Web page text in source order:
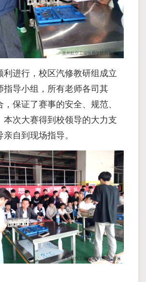
利进行，校区汽修教研组成立
指导小组，所有老师各司其
保证了赛事的安全、规范、
本次大赛得到校领导的大力支
自到现场指导。